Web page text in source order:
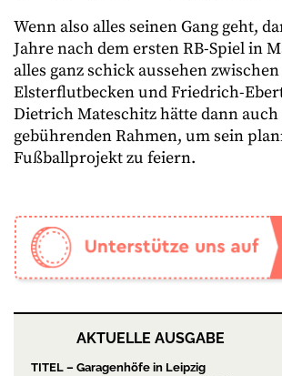
Wenn also alles seinen Gang geht,
Jahre nach dem ersten RB-Spiel in
alles ganz schick aussehen zwischen
Elsterflutbecken und Friedrich-
Dietrich Mateschitz hätte dann
gebührenden Rahmen, um sein
Fußballprojekt zu feiern.
AKTUELLE AUSGABE
TITEL – Garagenhöfe in Leipzig